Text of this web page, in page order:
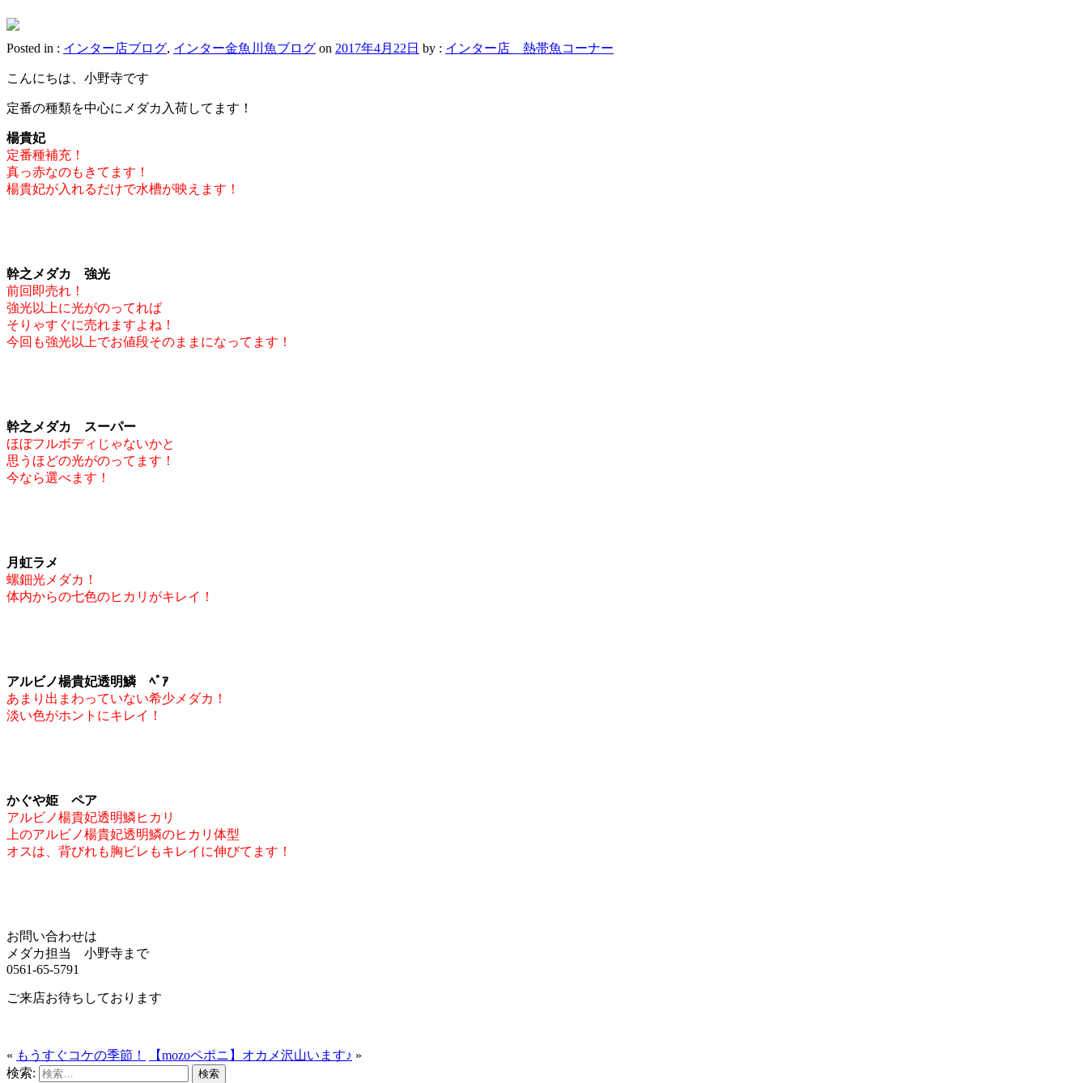
Posted in : インター店ブログ, インター金魚川魚ブログ on 2017年4月22日 by : インター店 熱帯魚コーナー
こんにちは、小野寺です
定番の種類を中心にメダカ入荷してます！
楊貴妃
定番種補充！
真っ赤なのもきてます！
楊貴妃が入れるだけで水槽が映えます！
幹之メダカ 強光
前回即売れ！
強光以上に光がのってれば
そりゃすぐに売れますよね！
今回も強光以上でお値段そのままになってます！
幹之メダカ スーパー
ほぼフルボディじゃないかと
思うほどの光がのってます！
今なら選べます！
月虹ラメ
螺鈿光メダカ！
体内からの七色のヒカリがキレイ！
アルビノ楊貴妃透明鱗 ﾍﾟｱ
あまり出まわっていない希少メダカ！
淡い色がホントにキレイ！
かぐや姫 ペア
アルビノ楊貴妃透明鱗ヒカリ
上のアルビノ楊貴妃透明鱗のヒカリ体型
オスは、背びれも胸ビレもキレイに伸びてます！
お問い合わせは
メダカ担当 小野寺まで
0561-65-5791
ご来店お待ちしております
« もうすぐコケの季節！ 【mozoペポニ】オカメ沢山います♪ »
検索: